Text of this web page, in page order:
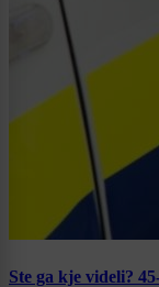
Ste ga kje videli?